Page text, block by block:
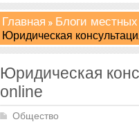
Главная Блоги
Юридическая
Юридическая
online
Общество